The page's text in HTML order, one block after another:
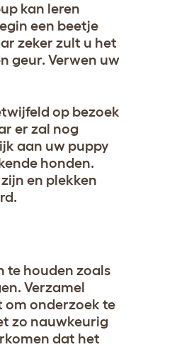
kan leren
een beetje
zeker zult u het
geur. Verwen uw
op bezoek
er zal nog
aan uw puppy
honden.
en plekken
te houden zoals
Verzamel
om onderzoek te
zo nauwkeurig
dat het